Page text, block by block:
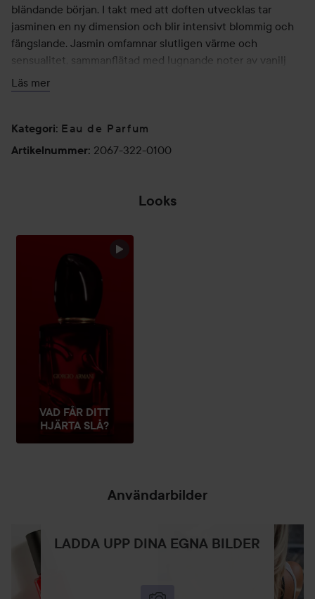
bländande början. I takt med att doften utvecklas tar
jasminen en ny dimension och blir intensivt blommig och
fängslande. Jasmin omfamnar slutligen värme och
sensualitet, sammanflätad med lugnande noter av vanilj
som tänder en känsla av passion som aldrig tidigare
upplevts.
FLASKAN
Doften kommer i den ikoniska Sì-flaskan, speciellt
speglar doftens känslomässiga boost och passionerade
engagemang för varaktig skönhet och hållbarhet.
Upptäck doften som får ditt hjärta att slå snabbare.
Användning:
- Skruva av locket på den påfyllningsbara doftflaskan och
ta bort sprayapplikatorn.
- Sätt in refillen i doftflaskan och vrid den till läget ON. Häll
innehållet i doftflaskan.
- Vrid refillen till OFF-läget och ta bort den. Skruva sedan
tillbaka sprayapplikatorn på doftflaskan och sätt tillbaka
locket.
Läs mer
Kategori: Eau de Parfum
Artikelnummer: 2067-322-0100
Looks
VAD FÅR DITT
HJÄRTA SLÅ?
Användarbilder
LADDA UPP DINA EGNA BILDER